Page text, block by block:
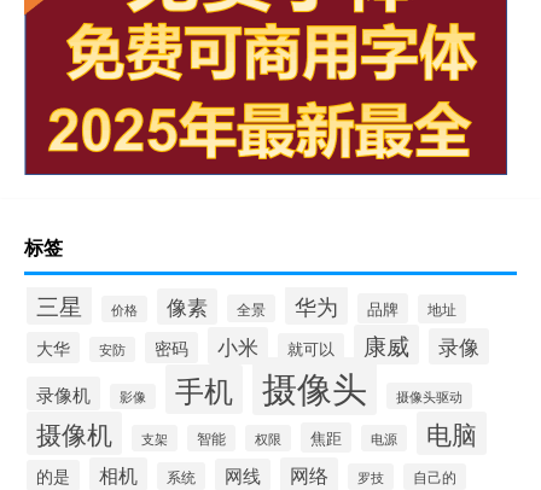
标签
三星 价格 像素 全景 华为 品牌 地址
大华 安防 密码 小米 就可以 康威 录像
录像机 影像 手机 摄像头 摄像头驱动
摄像机 支架 智能 权限 焦距 电源 电脑
的是 相机 系统 网线 网络 罗技 自己的